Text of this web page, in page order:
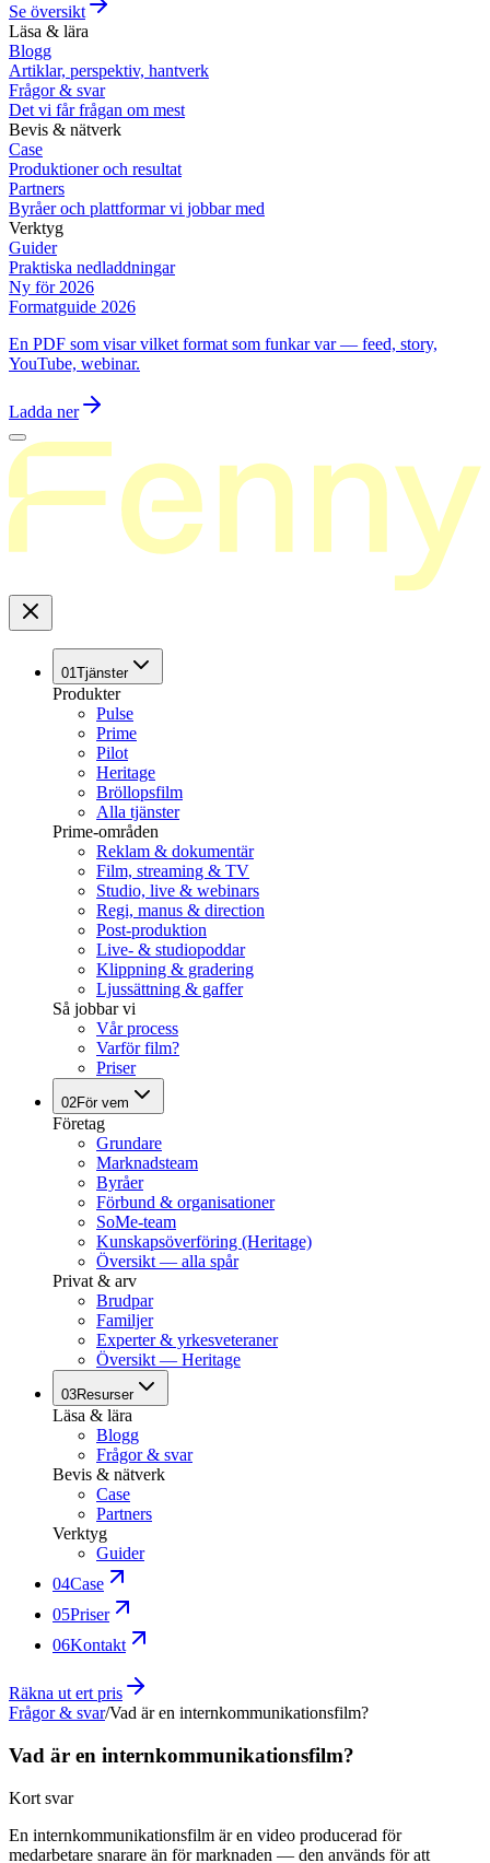
Se översikt
Läsa & lära
Blogg
Artiklar, perspektiv, hantverk
Frågor & svar
Det vi får frågan om mest
Bevis & nätverk
Case
Produktioner och resultat
Partners
Byråer och plattformar vi jobbar med
Verktyg
Guider
Praktiska nedladdningar
Ny för 2026
Formatguide 2026
En PDF som visar vilket format som funkar var — feed, story,
YouTube, webinar.
Ladda ner
01Tjänster
Produkter
Pulse
Prime
Pilot
Heritage
Bröllopsfilm
Alla tjänster
Prime-områden
Reklam & dokumentär
Film, streaming & TV
Studio, live & webinars
Regi, manus & direction
Post-produktion
Live- & studiopoddar
Klippning & gradering
Ljussättning & gaffer
Så jobbar vi
Vår process
Varför film?
Priser
02För vem
Företag
Grundare
Marknadsteam
Byråer
Förbund & organisationer
SoMe-team
Kunskapsöverföring (Heritage)
Översikt — alla spår
Privat & arv
Brudpar
Familjer
Experter & yrkesveteraner
Översikt — Heritage
03Resurser
Läsa & lära
Blogg
Frågor & svar
Bevis & nätverk
Case
Partners
Verktyg
Guider
04Case
05Priser
06Kontakt
Räkna ut ert pris
Frågor & svar/Vad är en internkommunikationsfilm?
Vad är en internkommunikationsfilm?
Kort svar
En internkommunikationsfilm är en video producerad för
medarbetare snarare än för marknaden — den används för att